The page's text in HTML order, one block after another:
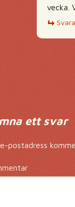
vecka.
Svara
ett svar
postadress
*